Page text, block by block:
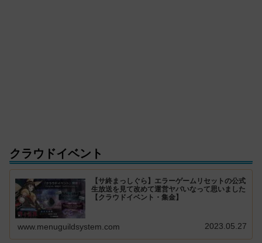
クラウドイベント
【サ終まっしぐら】エラーゲームリセットの公式
生放送を見て改めて運営ヤバいなって思いました
【クラウドイベント・集金】
www.menuguildsystem.com 2023.05.27